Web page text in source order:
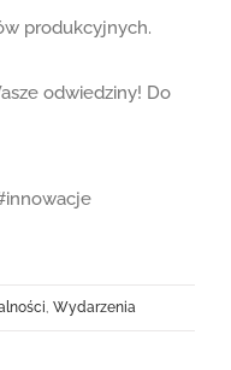
produkcyjnych.
odwiedziny! Do
, Wydarzenia